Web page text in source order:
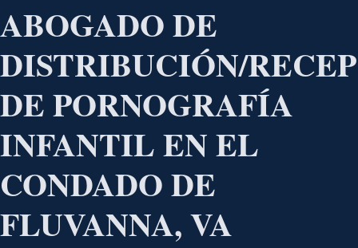
ABOGADO DE
DISTRIBUCIÓN/
DE PORNOGRAFÍA
INFANTIL EN EL
CONDADO DE
FLUVANNA, VA